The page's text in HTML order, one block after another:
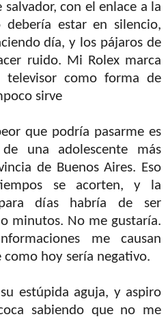
con el enlace a la
debería estar en silencio,
día, y los pájaros de
ruido. Mi Rolex marca
como forma de
sirve
que podría pasarme es
una adolescente más
de Buenos Aires. Eso
se acorten, y la
días habría de ser
minutos. No me gustaría.
me causan
hoy sería negativo.
estúpida aguja, y aspiro
sabiendo que no me